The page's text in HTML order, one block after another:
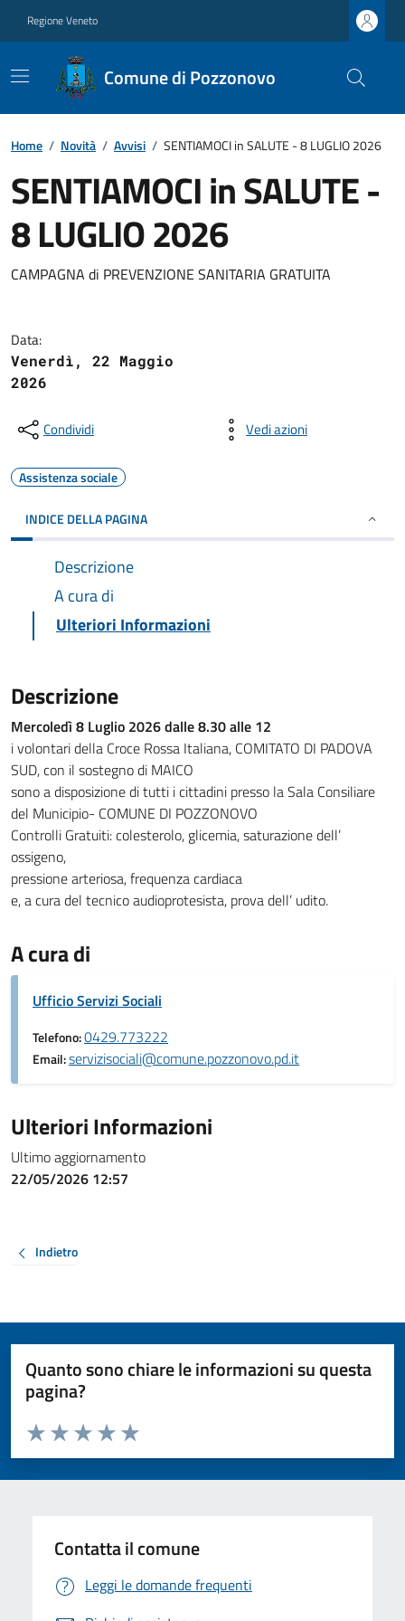
Regione Veneto
Comune di Pozzonovo
Home / Novità / Avvisi / SENTIAMOCI in SALUTE - 8 LUGLIO 2026
SENTIAMOCI in SALUTE -
8 LUGLIO 2026
CAMPAGNA di PREVENZIONE SANITARIA GRATUITA
Data:
Venerdì, 22 Maggio
2026
Condividi Vedi azioni
Assistenza sociale
INDICE DELLA PAGINA
Descrizione
A cura di
Ulteriori Informazioni
Descrizione
Mercoledì 8 Luglio 2026 dalle 8.30 alle 12
i volontari della Croce Rossa Italiana, COMITATO DI PADOVA
SUD, con il sostegno di MAICO
sono a disposizione di tutti i cittadini presso la Sala Consiliare
del Municipio- COMUNE DI POZZONOVO
Controlli Gratuiti: colesterolo, glicemia, saturazione dell’
ossigeno,
pressione arteriosa, frequenza cardiaca
e, a cura del tecnico audioprotesista, prova dell’ udito.
A cura di
Ufficio Servizi Sociali
Telefono:0429.773222
Email:servizisociali@comune.pozzonovo.pd.it
Ulteriori Informazioni
Ultimo aggiornamento
22/05/2026 12:57
Indietro
Quanto sono chiare le informazioni su questa
pagina?
Valuta da 1 a 5 stelle la pagina
Valuta 5 stelle su 5
Valuta 4 stelle su 5
Valuta 3 stelle su 5
Valuta 2 stelle su 5
Valuta 1 stelle su 5
Contatta il comune
Leggi le domande frequenti